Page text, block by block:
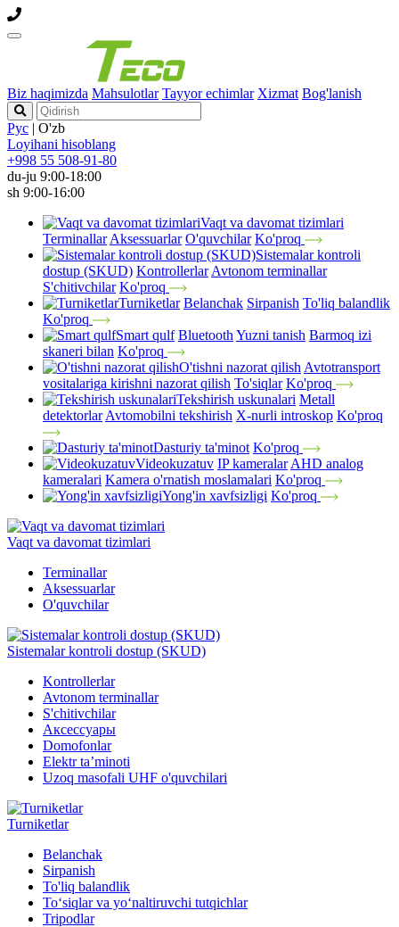
Biz haqimizda Mahsulotlar Tayyor echimlar Xizmat Bog'lanish
Рус | O'zb
Loyihani hisoblang
+998 55 508-91-80
du-ju 9:00-18:00
sh 9:00-16:00
Vaqt va davomat tizimlari
Terminallar Aksessuarlar O'quvchilar Ko'proq
Sistemalar kontroli
dostup (SKUD) Kontrollerlar Avtonom terminallar
S'chitivchilar Ko'proq
Turniketlar Belanchak Sirpanish To'liq balandlik
Ko'proq
Smart qulf Bluetooth Yuzni tanish Barmoq izi
skaneri bilan Ko'proq
O'tishni nazorat qilish Avtotransport
vositalariga kirishni nazorat qilish To'siqlar Ko'proq
Tekshirish uskunalari Metall
detektorlar Avtomobilni tekshirish X-nurli introskop Ko'proq
Dasturiy ta'minot Ko'proq
Videokuzatuv IP kameralar AHD analog
kameralari Kamera o'rnatish moslamalari Ko'proq
Yong'in xavfsizligi Ko'proq
Vaqt va davomat tizimlari
Terminallar
Aksessuarlar
O'quvchilar
Sistemalar kontroli dostup (SKUD)
Kontrollerlar
Avtonom terminallar
S'chitivchilar
Аксессуары
Domofonlar
Elektr ta’minoti
Uzoq masofali UHF o'quvchilari
Turniketlar
Belanchak
Sirpanish
To'liq balandlik
To‘siqlar va yo‘naltiruvchi tutqichlar
Tripodlar